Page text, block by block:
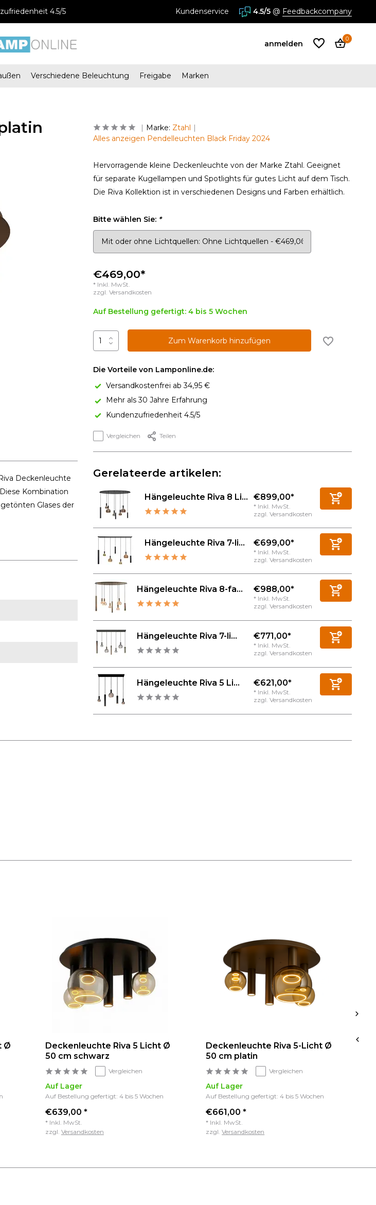
4.5/5 Kundenservice 4.5/5 @ Feedbackcompany
anmelden
anlegen
0
Verschiedene Beleuchtung Freigabe Marken
Deckenleuchte
Kombination
Glases der
Marke: Ztahl
Alles anzeigen Pendelleuchten Black Friday 2024
Hervorragende kleine Deckenleuchte von der Marke Ztahl. Geeignet
für separate Kugellampen und Spotlights für gutes Licht auf dem Tisch.
Die Riva Kollektion ist in verschiedenen Designs und Farben erhältlich.
Bitte wählen Sie: *
€469,00*
* Inkl. MwSt.
zzgl. Versandkosten
Auf Bestellung gefertigt: 4 bis 5 Wochen
Zum Warenkorb hinzufügen
Die Vorteile von Lamponline.de:
Versandkostenfrei ab 34,95 €
Mehr als 30 Jahre Erfahrung
Kundenzufriedenheit 4.5/5
Vergleichen Teilen
Gerelateerde artikelen:
Hängeleuchte Riva 8 Li... €899,00*
* Inkl. MwSt.
zzgl. Versandkosten
Hängeleuchte Riva 7-li... €699,00*
* Inkl. MwSt.
zzgl. Versandkosten
Hängeleuchte Riva 8-fa... €988,00*
* Inkl. MwSt.
zzgl. Versandkosten
Hängeleuchte Riva 7-li... €771,00*
* Inkl. MwSt.
zzgl. Versandkosten
Hängeleuchte Riva 5 Li... €621,00*
* Inkl. MwSt.
zzgl. Versandkosten
Ø
Deckenleuchte Riva 5 Licht Ø
50 cm schwarz
Vergleichen
Auf Lager
Auf Bestellung gefertigt: 4 bis 5 Wochen
€639,00 *
* Inkl. MwSt.
zzgl. Versandkosten
Deckenleuchte Riva 5-Licht Ø
50 cm platin
Vergleichen
Auf Lager
Auf Bestellung gefertigt: 4 bis 5 Wochen
€661,00 *
* Inkl. MwSt.
zzgl.Versandkosten